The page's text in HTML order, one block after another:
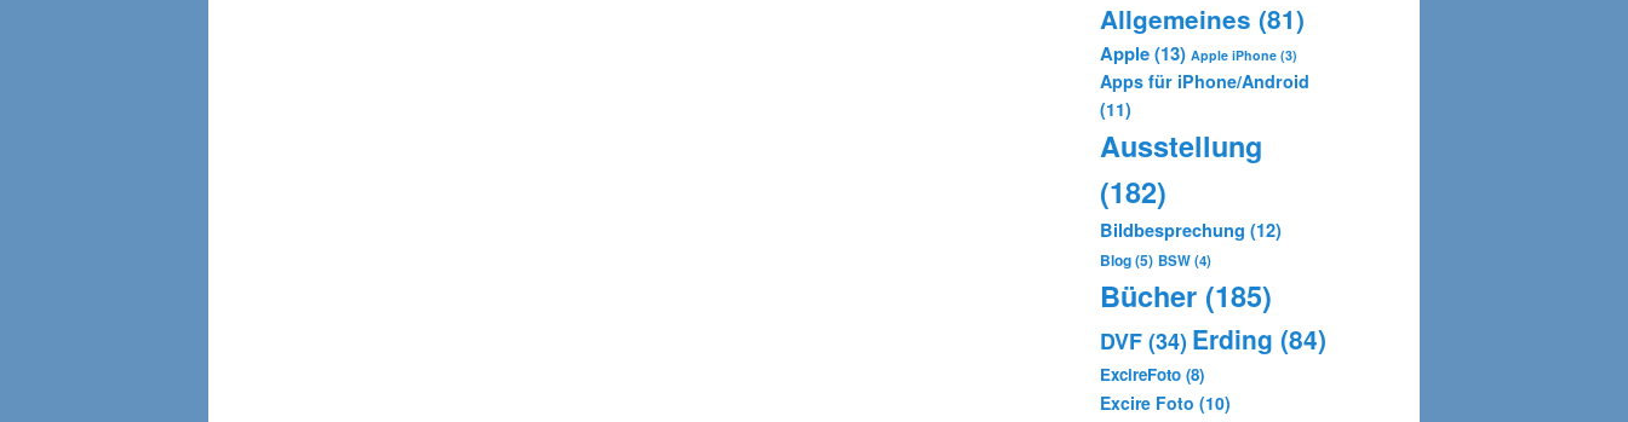
Allgemeines (81)
Apple(13) Apple iPhone (3)
Apps für iPhone/Android
(11)
Ausstellung
(182)
Bildbesprechung (12)
Blog(5) BSW(4)
Bücher (185)
DVF (34) Erding (84)
ExcireFoto (8)
Excire Foto (10)